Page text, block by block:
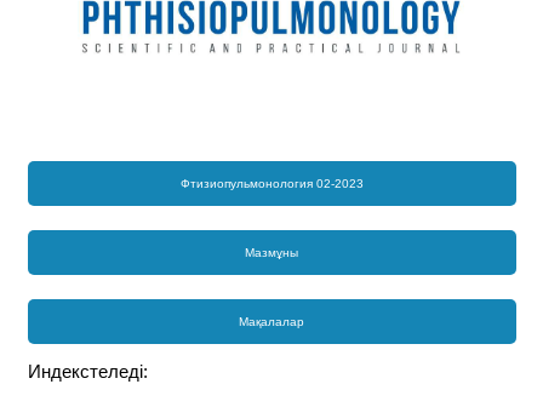
Фтизиопульмонология 02-2023
Мазмұны
Мақалалар
Индекстеледі: